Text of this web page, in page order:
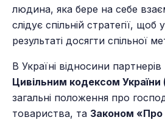
людина, яка бере на себе
слідує спільній стратегії, щоб
результаті досягти спільної
В Україні відносини
Цивільним кодексом України
загальні положення про
товариства, та Законом «Про